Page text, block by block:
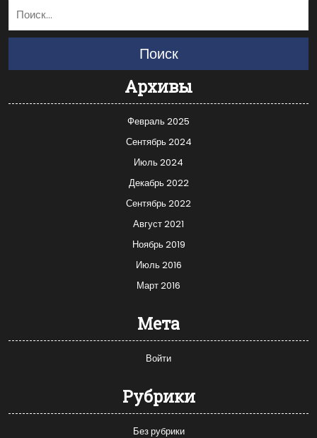
Поиск
Архивы
Февраль 2025
Сентябрь 2024
Июль 2024
Декабрь 2022
Сентябрь 2022
Август 2021
Ноябрь 2019
Июль 2016
Март 2016
Мета
Войти
Рубрики
Без рубрики